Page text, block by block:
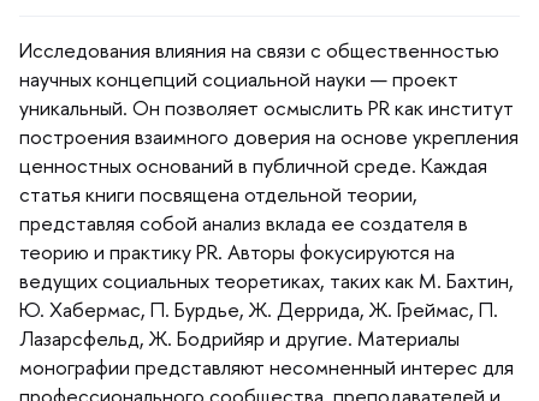
Исследования влияния на связи с общественностью
научных концепций социальной науки — проект
уникальный. Он позволяет осмыслить PR как институт
построения взаимного доверия на основе укрепления
ценностных оснований в публичной среде. Каждая
статья книги посвящена отдельной теории,
представляя собой анализ вклада ее создателя
теорию и практику PR. Авторы фокусируются на
едущих социальных теоретиках, таких как М. Бахтин,
Ю. Хабермас, П. Бурдье, Ж. Деррида, Ж. Греймас, П.
Лазарсфельд, Ж. Бодрийяр и другие. Материалы
монографии представляют несомненный интерес для
профессионального сообщества, преподавателей и